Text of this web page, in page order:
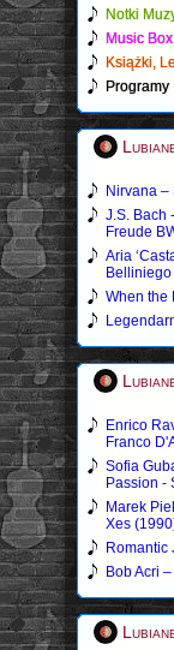
Notki
Music Box
Książki,
Programy
Nirvana –
J.S. Bach
Freude
Aria
Belliniego
When the
Enrico
Franco
Sofia
Passion -
Marek
Xes
Romantic
Bob Acri